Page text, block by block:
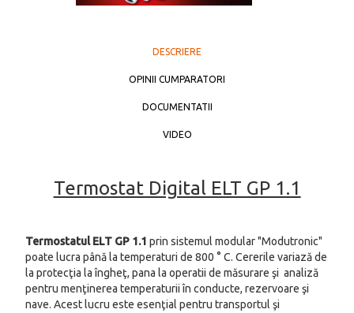
DESCRIERE
OPINII CUMPARATORI
DOCUMENTATII
VIDEO
Termostat Digital ELT GP 1.1
Termostatul ELT GP 1.1 prin sistemul modular "Modutronic"
poate lucra până la temperaturi de 800 ° C. Cererile variază de
la protecţia la îngheţ, pana la operatii de măsurare şi analiză
pentru menţinerea temperaturii în conducte, rezervoare şi
nave. Acest lucru este esenţial pentru transportul şi